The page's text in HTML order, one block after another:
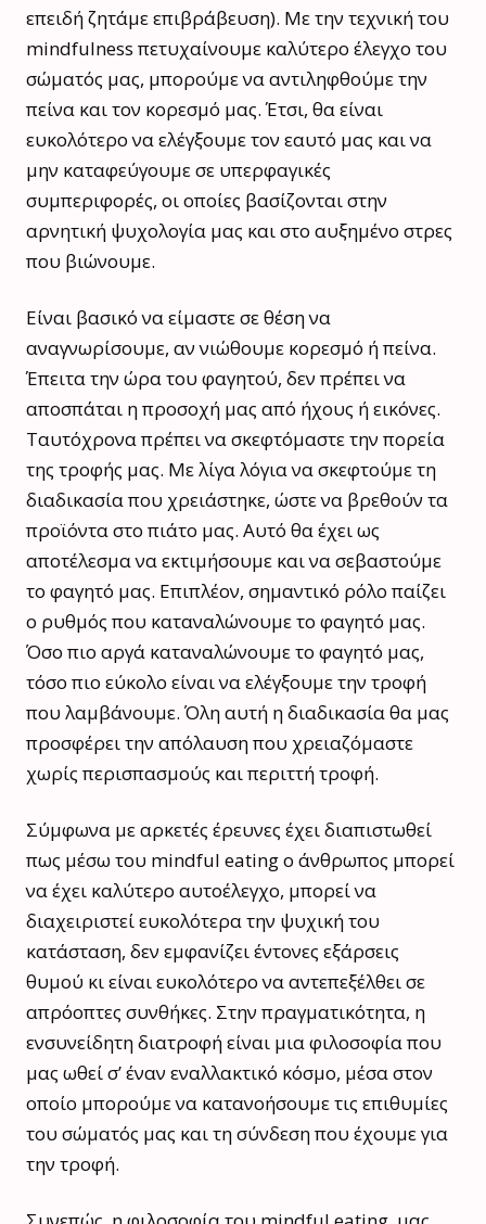
επειδή ζητάμε επιβράβευση). Με την τεχνική του
mindfulness πετυχαίνουμε καλύτερο έλεγχο του
σώματός μας, μπορούμε να αντιληφθούμε την
πείνα και τον κορεσμό μας. Έτσι, θα είναι
ευκολότερο να ελέγξουμε τον εαυτό μας και να
μην καταφεύγουμε σε υπερφαγικές
συμπεριφορές, οι οποίες βασίζονται στην
αρνητική ψυχολογία μας και στο αυξημένο στρες
που βιώνουμε.
Είναι βασικό να είμαστε σε θέση να
αναγνωρίσουμε, αν νιώθουμε κορεσμό ή πείνα.
Έπειτα την ώρα του φαγητού, δεν πρέπει να
αποσπάται η προσοχή μας από ήχους ή εικόνες.
Ταυτόχρονα πρέπει να σκεφτόμαστε την πορεία
της τροφής μας. Με λίγα λόγια να σκεφτούμε τη
διαδικασία που χρειάστηκε, ώστε να βρεθούν τα
προϊόντα στο πιάτο μας. Αυτό θα έχει ως
αποτέλεσμα να εκτιμήσουμε και να σεβαστούμε
το φαγητό μας. Επιπλέον, σημαντικό ρόλο παίζει
ο ρυθμός που καταναλώνουμε το φαγητό μας.
Όσο πιο αργά καταναλώνουμε το φαγητό μας,
τόσο πιο εύκολο είναι να ελέγξουμε την τροφή
που λαμβάνουμε. Όλη αυτή η διαδικασία θα μας
προσφέρει την απόλαυση που χρειαζόμαστε
χωρίς περισπασμούς και περιττή τροφή.
Σύμφωνα με αρκετές έρευνες έχει διαπιστωθεί
πως μέσω του mindful eating ο άνθρωπος μπορεί
να έχει καλύτερο αυτοέλεγχο, μπορεί να
διαχειριστεί ευκολότερα την ψυχική του
κατάσταση, δεν εμφανίζει έντονες εξάρσεις
θυμού κι είναι ευκολότερο να αντεπεξέλθει σε
απρόοπτες συνθήκες. Στην πραγματικότητα, η
ενσυνείδητη διατροφή είναι μια φιλοσοφία που
μας ωθεί σ’ έναν εναλλακτικό κόσμο, μέσα στον
οποίο μπορούμε να κατανοήσουμε τις επιθυμίες
του σώματός μας και τη σύνδεση που έχουμε για
την τροφή.